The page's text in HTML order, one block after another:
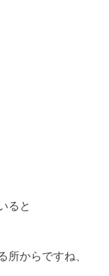
ると
所からですね、